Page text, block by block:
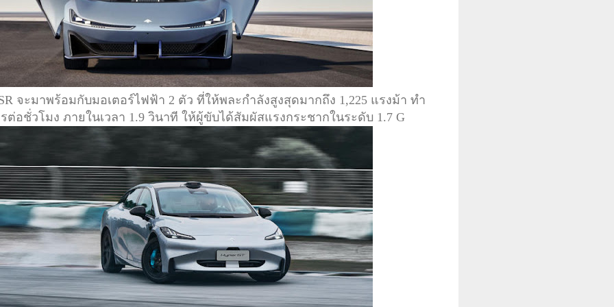
จะมาพร้อมกับมอเตอร์ไฟฟ้า 2 ตัว ที่ให้พละกำลังสูงสุดมากถึง 1,225 แรงม้า ทำ
รต่อชั่วโมง ภายในเวลา 1.9 วินาที ให้ผู้ขับได้สัมผัสแรงกระชากในระดับ 1.7 G